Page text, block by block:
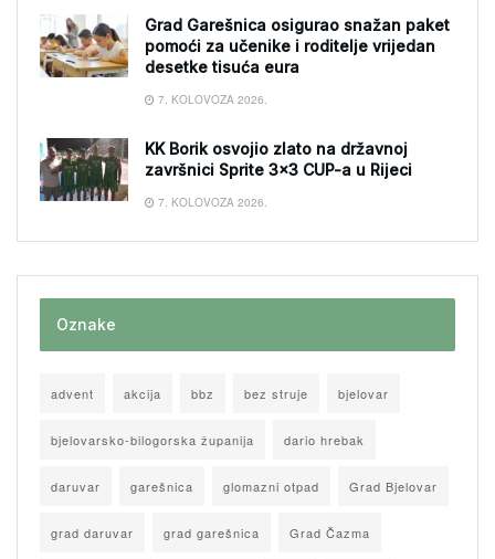
Grad Garešnica osigurao snažan paket
pomoći za učenike i roditelje vrijedan
desetke tisuća eura
7. KOLOVOZA 2026.
KK Borik osvojio zlato na državnoj
završnici Sprite 3×3 CUP-a u Rijeci
7. KOLOVOZA 2026.
Oznake
advent akcija bbz bez struje bjelovar
bjelovarsko-bilogorska županija dario hrebak
daruvar garešnica glomazni otpad Grad Bjelovar
grad daruvar grad garešnica Grad Čazma